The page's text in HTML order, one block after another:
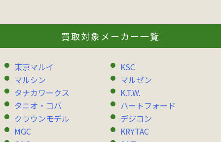
買取対象メーカー一覧
東京マルイ
KSC
マルシン
マルゼン
タナカワークス
K.T.W.
タニオ・コバ
ハートフォード
クラウンモデル
デジコン
MGC
KRYTAC